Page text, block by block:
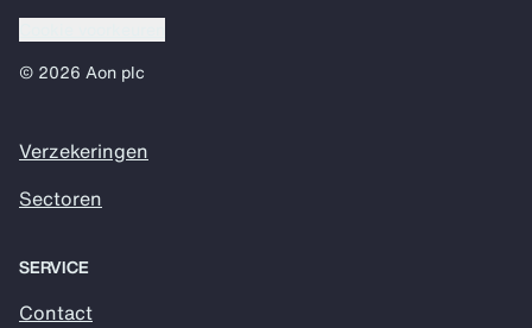
© 2026 Aon plc
Verzekeringen
Sectoren
SERVICE
Contact